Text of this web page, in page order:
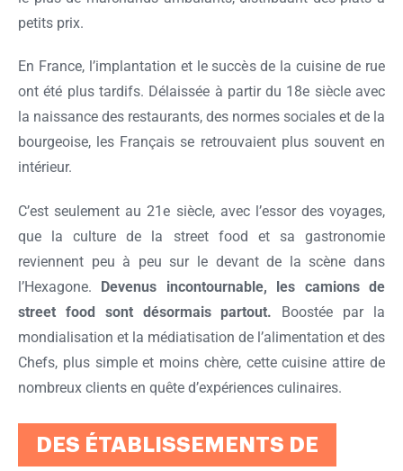
petits prix.
En France, l’implantation et le succès de la cuisine de rue
ont été plus tardifs. Délaissée à partir du 18e siècle avec
la naissance des restaurants, des normes sociales et de la
bourgeoise, les Français se retrouvaient plus souvent en
intérieur.
C’est seulement au 21e siècle, avec l’essor des voyages,
que la culture de la street food et sa gastronomie
reviennent peu à peu sur le devant de la scène dans
l’Hexagone. Devenus incontournable, les camions de
street food sont désormais partout. Boostée par la
mondialisation et la médiatisation de l’alimentation et des
Chefs, plus simple et moins chère, cette cuisine attire de
nombreux clients en quête d’expériences culinaires.
DES ÉTABLISSEMENTS DE